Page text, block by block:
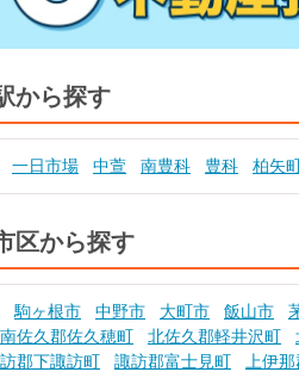
から探す
一日市場 中萱 南豊科 豊科 柏矢
区から探す
駒ヶ根市 中野市 大町市 飯山市
南佐久郡佐久穂町 北佐久郡軽井沢町
郡下諏訪町 諏訪郡富士見町 上伊